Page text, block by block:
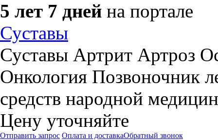
5 лет 7 дней на портале
Суставы
Суставы Артрит Артроз
Онкология Позвоночник
средств народной
Цену уточняйте
Отправить запрос Оплата и доставкаОбратный звонок